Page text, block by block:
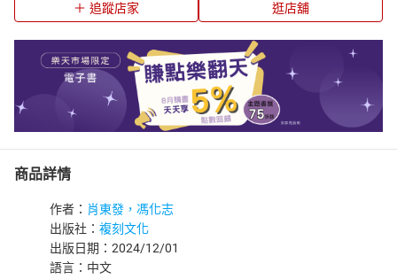
追蹤店家 逛店舖
商品詳情
作者： 肖東發，馮化志
出版社： 複刻文化
出版日期：2024/12/01
語言：中文